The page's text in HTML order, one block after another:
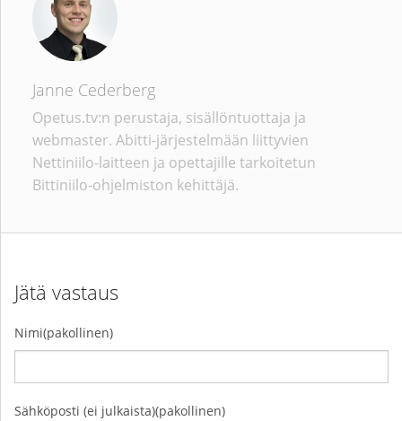
Janne Cederberg
Opetus.tv:n perustaja, sisällöntuottaja ja
webmaster. Abitti-järjestelmään liittyvien
Nettiniilo-laitteen ja opettajille tarkoitetun
Bittiniilo-ohjelmiston kehittäjä.
Jätä vastaus
Nimi(pakollinen)
Sähköposti (ei julkaista)(pakollinen)